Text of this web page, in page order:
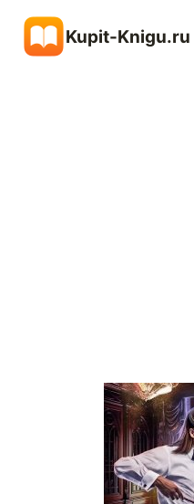
содержимому
Kupit-Knigu.ru